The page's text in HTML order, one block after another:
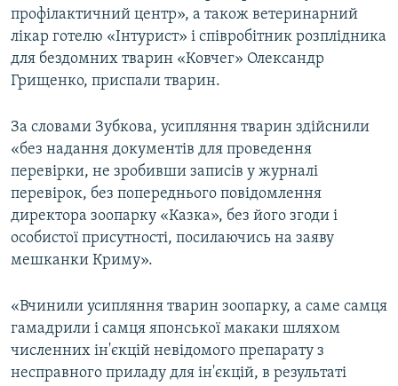
профілактичний центр», а також ветеринарний
лікар готелю «Інтурист» і співробітник розплідника
для бездомних тварин «Ковчег» Олександр
Грищенко, приспали тварин.
За словами Зубкова, усипляння тварин здійснили
«без надання документів для проведення
перевірки, не зробивши записів у журналі
перевірок, без попереднього повідомлення
директора зоопарку «Казка», без його згоди і
особистої присутності, посилаючись на заяву
мешканки Криму».
«Вчинили усипляння тварин зоопарку, а саме самця
гамадрили і самця японської макаки шляхом
численних ін'єкцій невідомого препарату з
несправного приладу для ін'єкцій, в результаті